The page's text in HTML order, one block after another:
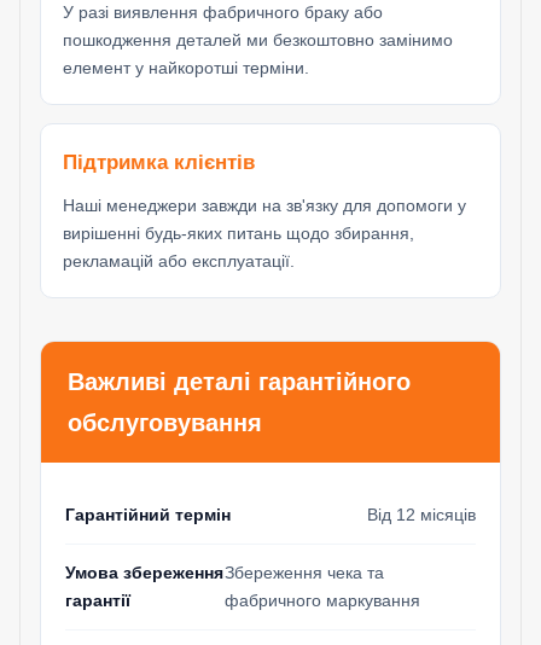
У разі виявлення фабричного браку або
пошкодження деталей ми безкоштовно замінимо
елемент у найкоротші терміни.
Підтримка клієнтів
Наші менеджери завжди на зв'язку для допомоги у
вирішенні будь-яких питань щодо збирання,
рекламацій або експлуатації.
Важливі деталі гарантійного
обслуговування
Гарантійний термін Від 12 місяців
Умова збереження
гарантії
Збереження чека та
фабричного маркування